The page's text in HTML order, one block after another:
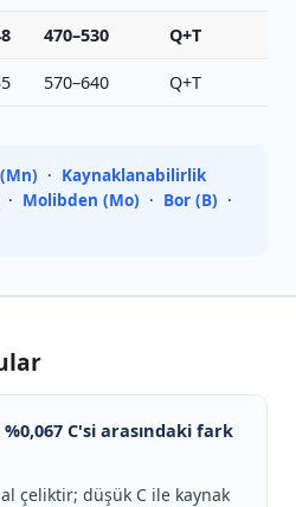
470–530 Q+T
570–640 Q+T
· Kaynaklanabilirlik
· Molibden (Mo) · Bor (B) ·
C'si arasındaki fark
çeliktir; düşük C ile kaynak